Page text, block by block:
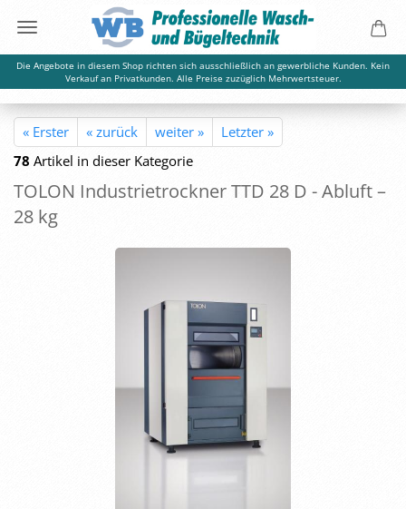
Die Angebote in diesem Shop richten sich ausschließlich an gewerbliche Kunden. Kein
Verkauf an Privatkunden. Alle Preise zuzüglich Mehrwertsteuer.
« Erster « zurück weiter »
Letzter »
78 Artikel in dieser Kategorie
TOLON In­dus­trie­trock­ner TTD 28 D - Ab­luft –
28 kg